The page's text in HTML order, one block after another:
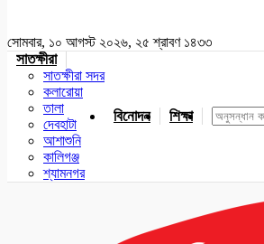
সোমবার, ১০ আগস্ট ২০২৬, ২৫ শ্রাবণ ১৪৩৩
সাতক্ষীরা
সাতক্ষীরা সদর
কলারোয়া
তালা
দেবহাটা
আশাশুনি
কালিগঞ্জ
শ্যামনগর
বিনোদন শিক্ষা খেলাধুলা